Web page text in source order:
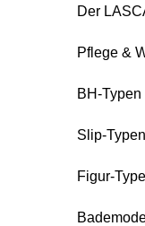
Der
Pflege &
BH-Typen
Slip-Typen
Figur-